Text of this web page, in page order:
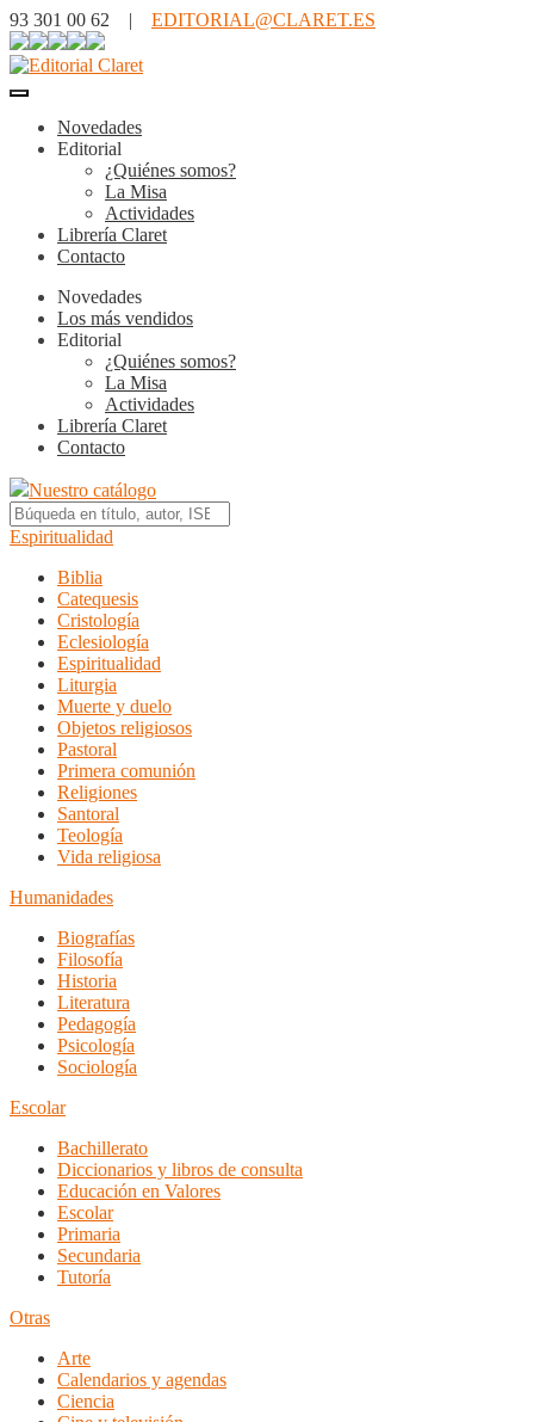
93 301 00 62 | EDITORIAL@CLARET.ES
Novedades
Editorial
¿Quiénes somos?
La Misa
Actividades
Librería Claret
Contacto
Novedades
Los más vendidos
Editorial
¿Quiénes somos?
La Misa
Actividades
Librería Claret
Contacto
Nuestro catálogo
Espiritualidad
Biblia
Catequesis
Cristología
Eclesiología
Espiritualidad
Liturgia
Muerte y duelo
Objetos religiosos
Pastoral
Primera comunión
Religiones
Santoral
Teología
Vida religiosa
Humanidades
Biografías
Filosofía
Historia
Literatura
Pedagogía
Psicología
Sociología
Escolar
Bachillerato
Diccionarios y libros de consulta
Educación en Valores
Escolar
Primaria
Secundaria
Tutoría
Otras
Arte
Calendarios y agendas
Ciencia